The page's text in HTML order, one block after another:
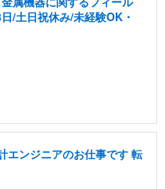
/土日祝休み/未経験OK・
エンジニアのお仕事です 転